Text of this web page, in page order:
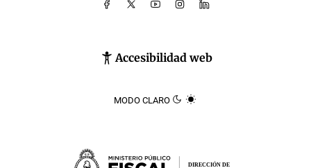
Accesibilidad web
MODO CLARO
DIRECCIÓN DE